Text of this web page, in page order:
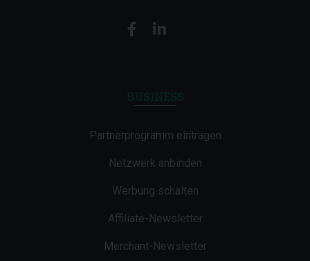
Partnerprogramm eintragen
Netzwerk anbinden
Werbung schalten
Affiliate-Newsletter
Merchant-Newsletter